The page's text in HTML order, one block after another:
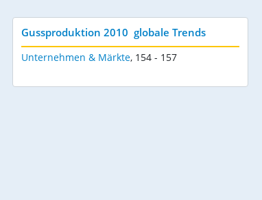
Gussproduktion 2010  globale Trends
Unternehmen & Märkte, 154 - 157